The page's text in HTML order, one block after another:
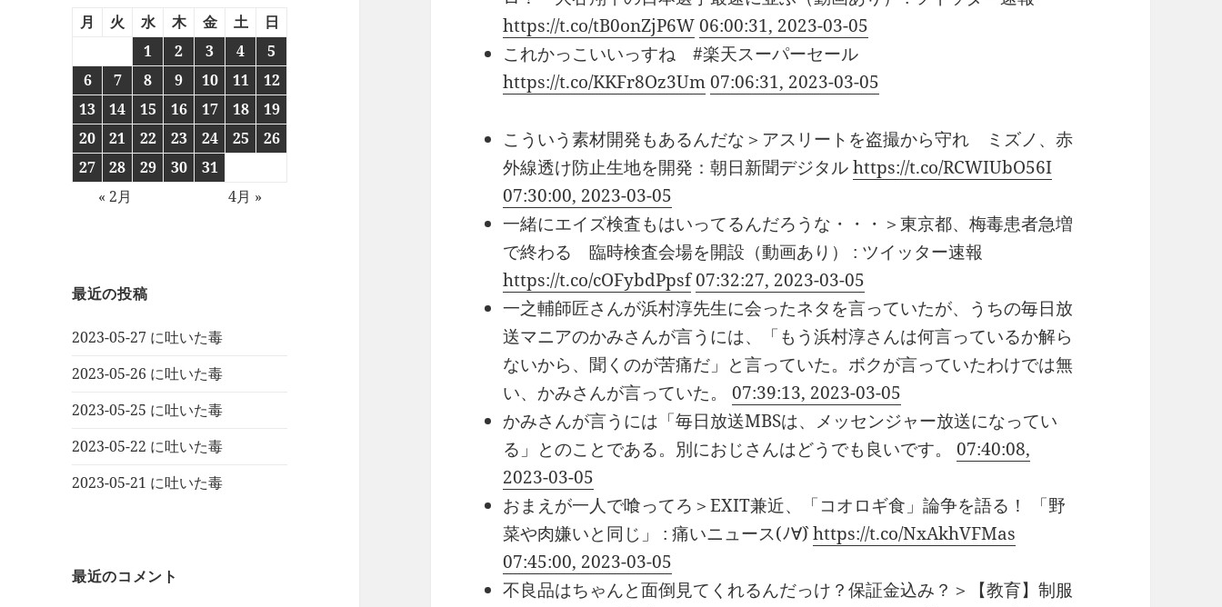
月 火 水 木 金 土
日
1
2 3 4
5
6
7 8 9 10 11
12
13
14 15 16 17 18
19
20
21 22 23 24 25
26
27
28 29 30
31
« 2月
4月 »
最近の投稿
2023-05-27 に吐いた毒
2023-05-26 に吐いた毒
2023-05-25 に吐いた毒
2023-05-22 に吐いた毒
2023-05-21 に吐いた毒
最近のコメント
https://t.co/tB0onZjP6W 06:00:31, 2023-03-05
これかっこいいっすね #楽天スーパーセール
https://t.co/KKFr8Oz3Um 07:06:31, 2023-03-05
こういう素材開発もあるんだな＞アスリートを盗撮から守れ ミズノ、赤
外線透け防止生地を開発：朝日新聞デジタルhttps://t.co/RCWIUbO56I
07:30:00, 2023-03-05
一緒にエイズ検査もはいってるんだろうな・・・＞東京都、梅毒患者急増
で終わる 臨時検査会場を開設（動画あり） : ツイッター速報
https://t.co/cOFybdPpsf07:32:27, 2023-03-05
一之輔師匠さんが浜村淳先生に会ったネタを言っていたが、うちの毎日放
送マニアのかみさんが言うには、「もう浜村淳さんは何言っているか解ら
ないから、聞くのが苦痛だ」と言っていた。ボクが言っていたわけでは無
い、かみさんが言っていた。07:39:13, 2023-03-05
かみさんが言うには「毎日放送MBSは、メッセンジャー放送になってい
る」とのことである。別におじさんはどうでも良いです。07:40:08,
2023-03-05
おまえが一人で喰ってろ＞EXIT兼近、「コオロギ食」論争を語る！ 「野
菜や肉嫌いと同じ」 : 痛いニュース(ﾉ∀`)https://t.co/NxAkhVFMas
07:45:00, 2023-03-05
不良品はちゃんと面倒見てくれるんだっけ？保証金込み？＞【教育】制服